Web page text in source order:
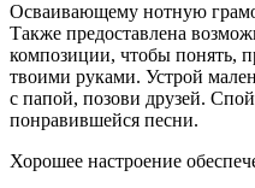
Осваивающему нотную
Также предоставлена
композиции, чтобы понять,
твоими руками. Устрой
с папой, позови друзей.
понравившейся песни.
Хорошее настроение